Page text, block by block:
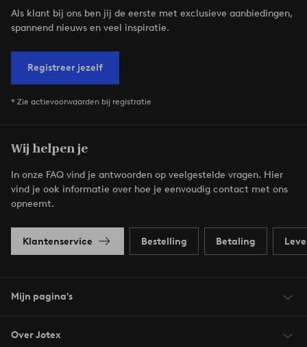
Als klant bij ons ben jij de eerste met exclusieve aanbiedingen,
spannend nieuws en veel inspiratie.
Registreer jezelf
* Zie actievoorwaarden bij registratie
Wij helpen je
In onze FAQ vind je antwoorden op veelgestelde vragen. Hier
vind je ook informatie over hoe je eenvoudig contact met ons
opneemt.
Klantenservice Bestelling Betaling
Mijn pagina's
Over Jotex